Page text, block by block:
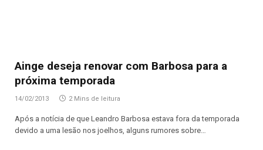
Ainge deseja renovar com Barbosa para a
próxima temporada
14/02/2013 2 Mins de leitura
Após a notícia de que Leandro Barbosa estava fora da temporada
devido a uma lesão nos joelhos, alguns rumores sobre…